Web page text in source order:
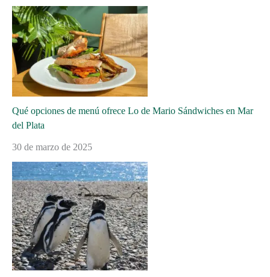
Qué opciones de menú ofrece Lo de Mario Sándwiches en Mar
del Plata
30 de marzo de 2025